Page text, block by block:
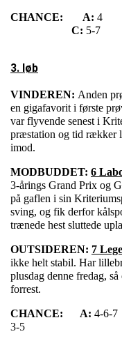
CHANCE: A: 4
C: 5-7
3. løb
VINDEREN: Anden
en gigafavorit i første
var flyvende senest i
præstation og tid rækker
imod.
MODBUDDET: 6
3-årings Grand Prix og
på gaflen i sin
sving, og fik derfor
trænede hest sluttede
OUTSIDEREN: 7
ikke helt stabil. Har
plusdag denne fredag,
forrest.
CHANCE: A: 4-6-7
3-5